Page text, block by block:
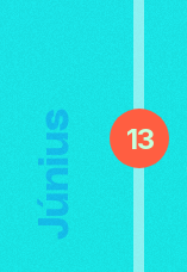
Június 13